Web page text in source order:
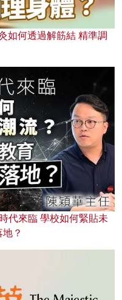
如何透過解筋結 精準調
代來臨 學校如何緊貼未
？